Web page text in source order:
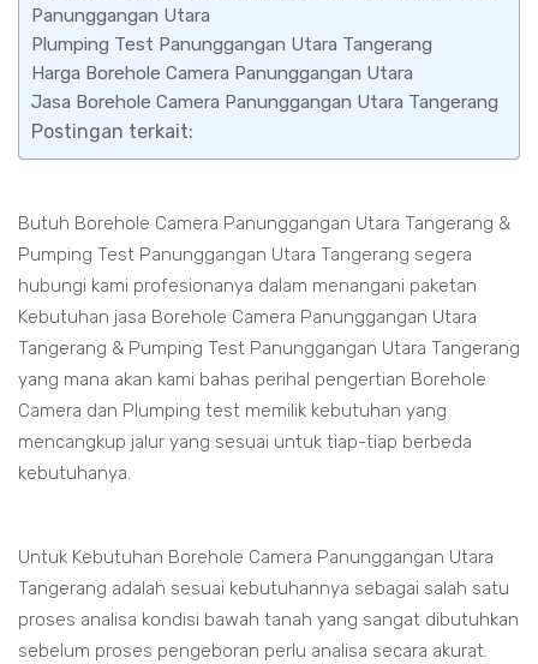
Panunggangan Utara
Plumping Test Panunggangan Utara Tangerang
Harga Borehole Camera Panunggangan Utara
Jasa Borehole Camera Panunggangan Utara Tangerang
Postingan terkait:
Butuh Borehole Camera Panunggangan Utara Tangerang &
Pumping Test Panunggangan Utara Tangerang segera
hubungi kami profesionanya dalam menangani paketan
Kebutuhan jasa Borehole Camera Panunggangan Utara
Tangerang & Pumping Test Panunggangan Utara Tangerang
yang mana akan kami bahas perihal pengertian Borehole
Camera dan Plumping test memilik kebutuhan yang
mencangkup jalur yang sesuai untuk tiap-tiap berbeda
kebutuhanya.
Untuk Kebutuhan Borehole Camera Panunggangan Utara
Tangerang adalah sesuai kebutuhannya sebagai salah satu
proses analisa kondisi bawah tanah yang sangat dibutuhkan
sebelum proses pengeboran perlu analisa secara akurat.